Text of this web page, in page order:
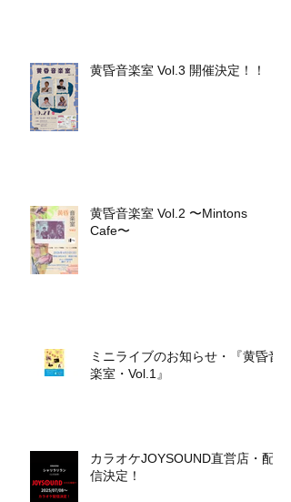
黄昏音楽室 Vol.3 開催決定！！
黄昏音楽室 Vol.2 〜Mintons
Cafe〜
ミニライブのお知らせ・『黄昏音
楽室・Vol.1』
カラオケJOYSOUND直営店・配
信決定！